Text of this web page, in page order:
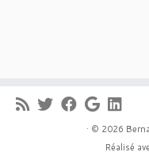
· © 2026
Réalisé